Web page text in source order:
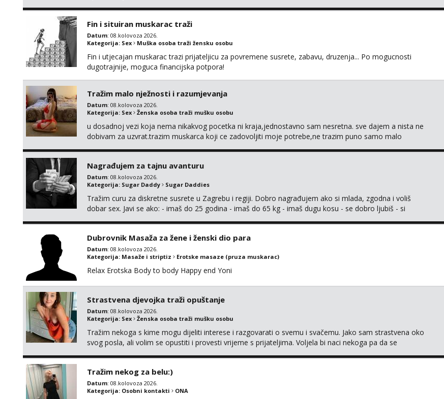
Fin i situiran muskarac traži
Datum: 08.kolovoza 2026.
Kategorija: Sex Muška osoba traži žensku osobu
Fin i utjecajan muskarac trazi prijateljicu za povremene susrete, zabavu, druzenja... Po mogucnosti
dugotrajnije, moguca financijska potpora!
Tražim malo nježnosti i razumjevanja
Datum: 08.kolovoza 2026.
Kategorija: Sex Ženska osoba traži mušku osobu
u dosadnoj vezi koja nema nikakvog pocetka ni kraja,jednostavno sam nesretna. sve dajem a nista ne
dobivam za uzvrat.trazim muskarca koji ce zadovoljiti moje potrebe,ne trazim puno samo malo
Nagrađujem za tajnu avanturu
Datum: 08.kolovoza 2026.
Kategorija: Sugar Daddy Sugar Daddies
Tražim curu za diskretne susrete u Zagrebu i regiji. Dobro nagrađujem ako si mlada, zgodna i voliš
dobar sex. Javi se ako: - imaš do 25 godina - imaš do 65 kg - imaš dugu kosu - se dobro ljubiš - si
Dubrovnik Masaža za žene i ženski dio para
Datum: 08.kolovoza 2026.
Kategorija: Masaže i striptiz Erotske masaze (pruza muskarac)
Relax Erotska Body to body Happy end Yoni
Strastvena djevojka traži opuštanje
Datum: 08.kolovoza 2026.
Kategorija: Sex Ženska osoba traži mušku osobu
Tražim nekoga s kime mogu dijeliti interese i razgovarati o svemu i svačemu. Jako sam strastvena oko
svog posla, ali volim se opustiti i provesti vrijeme s prijateljima. Voljela bi naci nekoga pa da se
Tražim nekog za belu:)
Datum: 08.kolovoza 2026.
Kategorija: Osobni kontakti ONA